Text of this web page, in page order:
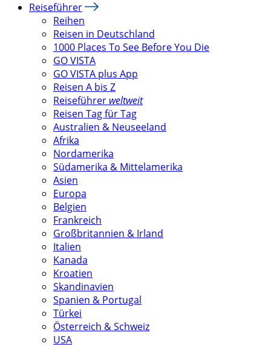
Reiseführer
Reihen
Reisen in Deutschland
1000 Places To See Before You Die
GO VISTA
GO VISTA plus App
Reisen A bis Z
Reiseführer weltweit
Reisen Tag für Tag
Australien & Neuseeland
Afrika
Nordamerika
Südamerika & Mittelamerika
Asien
Europa
Belgien
Frankreich
Großbritannien & Irland
Italien
Kanada
Kroatien
Skandinavien
Spanien & Portugal
Türkei
Österreich & Schweiz
USA